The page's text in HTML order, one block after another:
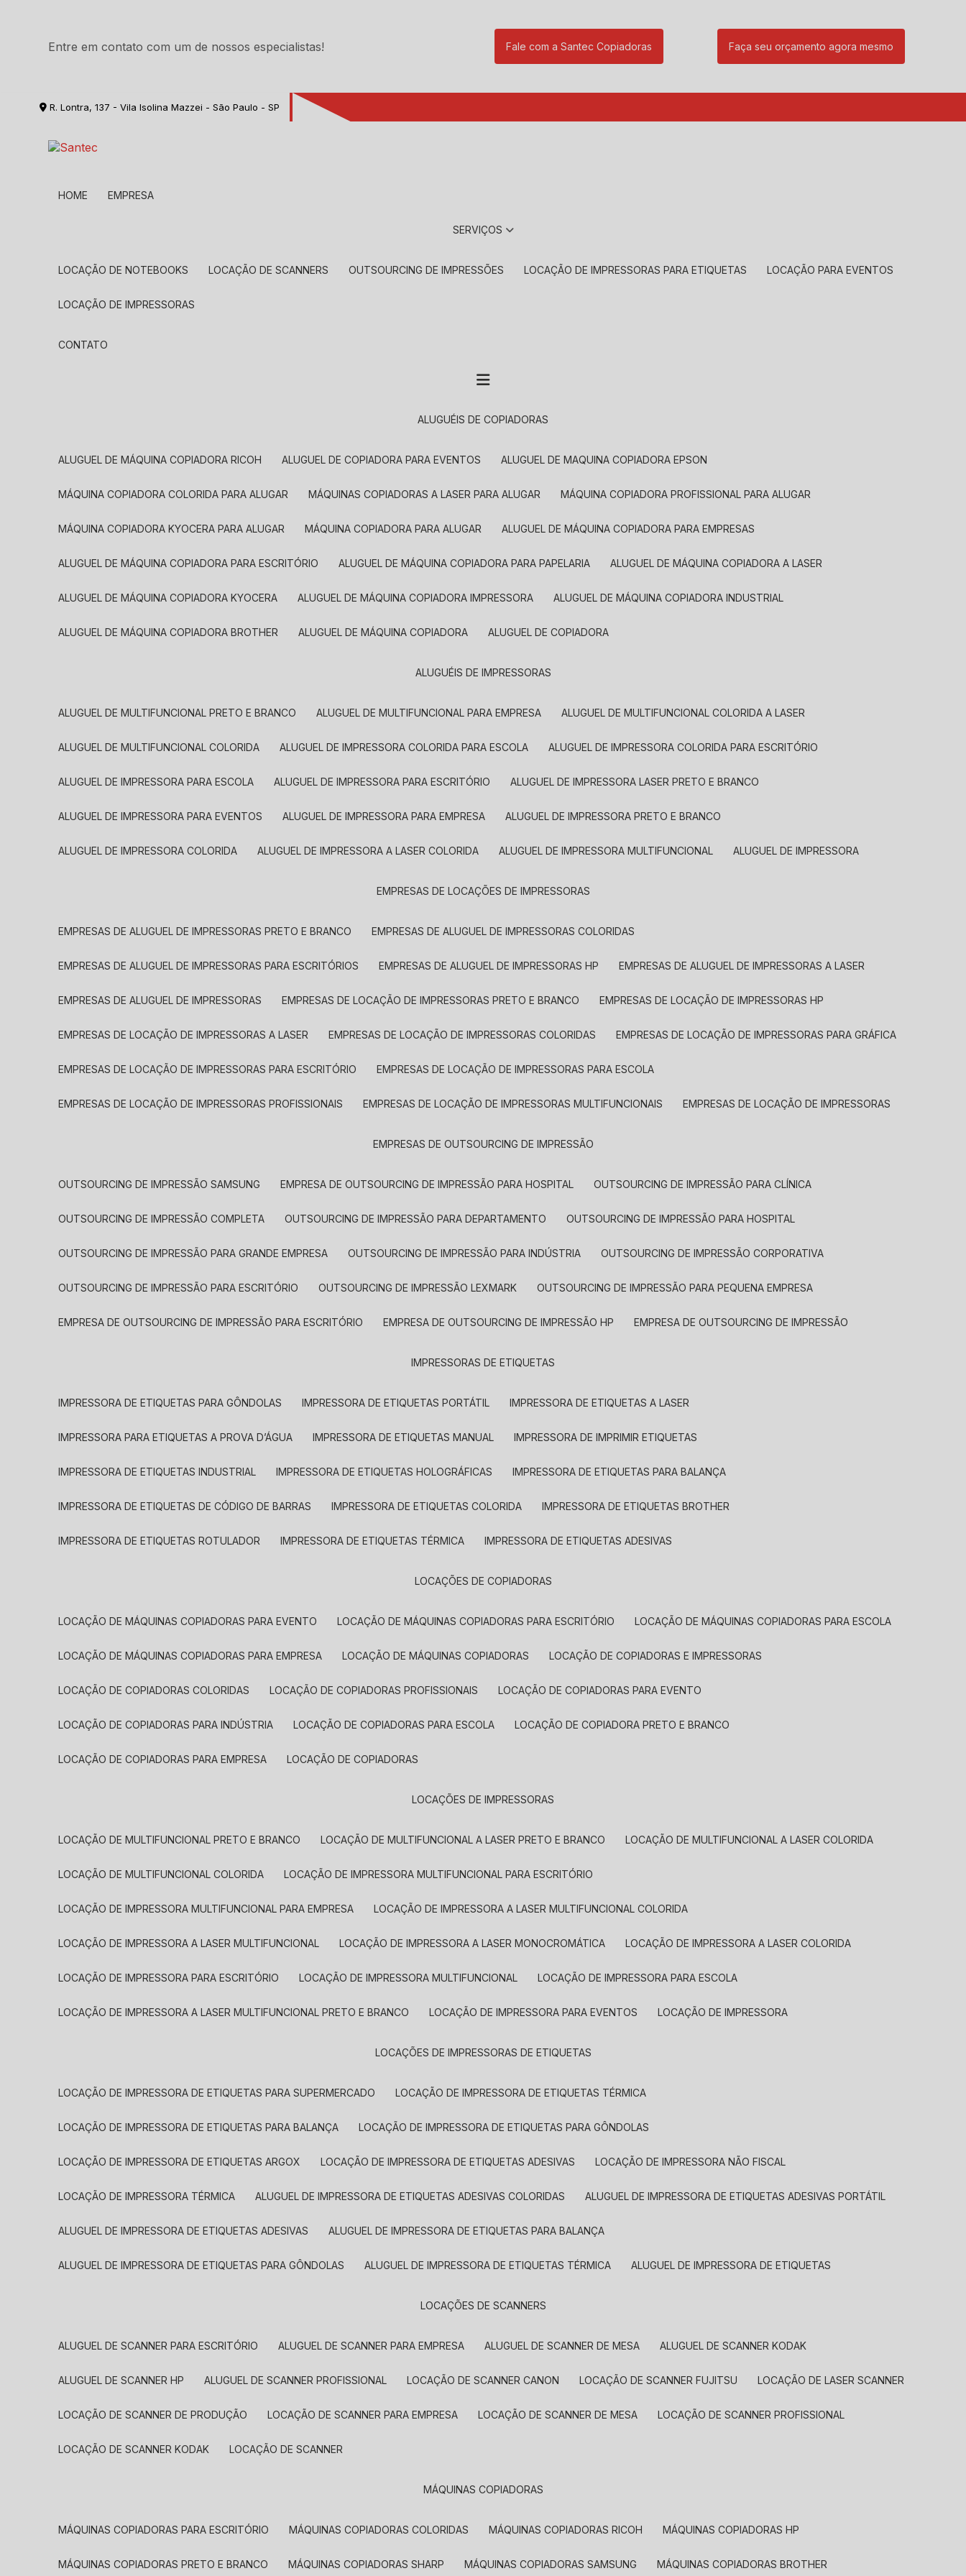
Entre em contato com um de nossos especialistas! Fale com a Santec Copiadoras Faça seu orçamento agora mesmo
R. Lontra, 137 - Vila Isolina Mazzei - São Paulo - SP
HOME EMPRESA
SERVIÇOS
LOCAÇÃO DE NOTEBOOKS LOCAÇÃO DE SCANNERS OUTSOURCING DE IMPRESSÕES LOCAÇÃO DE IMPRESSORAS PARA ETIQUETAS LOCAÇÃO PARA EVENTOS
LOCAÇÃO DE IMPRESSORAS
CONTATO
ALUGUÉIS DE COPIADORAS
ALUGUEL DE MÁQUINA COPIADORA RICOH ALUGUEL DE COPIADORA PARA EVENTOS ALUGUEL DE MAQUINA COPIADORA EPSON
MÁQUINA COPIADORA COLORIDA PARA ALUGAR MÁQUINAS COPIADORAS A LASER PARA ALUGAR MÁQUINA COPIADORA PROFISSIONAL PARA ALUGAR
MÁQUINA COPIADORA KYOCERA PARA ALUGAR MÁQUINA COPIADORA PARA ALUGAR ALUGUEL DE MÁQUINA COPIADORA PARA EMPRESAS
ALUGUEL DE MÁQUINA COPIADORA PARA ESCRITÓRIO ALUGUEL DE MÁQUINA COPIADORA PARA PAPELARIA ALUGUEL DE MÁQUINA COPIADORA A LASER
ALUGUEL DE MÁQUINA COPIADORA KYOCERA ALUGUEL DE MÁQUINA COPIADORA IMPRESSORA ALUGUEL DE MÁQUINA COPIADORA INDUSTRIAL
ALUGUEL DE MÁQUINA COPIADORA BROTHER ALUGUEL DE MÁQUINA COPIADORA ALUGUEL DE COPIADORA
ALUGUÉIS DE IMPRESSORAS
ALUGUEL DE MULTIFUNCIONAL PRETO E BRANCO ALUGUEL DE MULTIFUNCIONAL PARA EMPRESA ALUGUEL DE MULTIFUNCIONAL COLORIDA A LASER
ALUGUEL DE MULTIFUNCIONAL COLORIDA ALUGUEL DE IMPRESSORA COLORIDA PARA ESCOLA ALUGUEL DE IMPRESSORA COLORIDA PARA ESCRITÓRIO
ALUGUEL DE IMPRESSORA PARA ESCOLA ALUGUEL DE IMPRESSORA PARA ESCRITÓRIO ALUGUEL DE IMPRESSORA LASER PRETO E BRANCO
ALUGUEL DE IMPRESSORA PARA EVENTOS ALUGUEL DE IMPRESSORA PARA EMPRESA ALUGUEL DE IMPRESSORA PRETO E BRANCO
ALUGUEL DE IMPRESSORA COLORIDA ALUGUEL DE IMPRESSORA A LASER COLORIDA ALUGUEL DE IMPRESSORA MULTIFUNCIONAL ALUGUEL DE IMPRESSORA
EMPRESAS DE LOCAÇÕES DE IMPRESSORAS
EMPRESAS DE ALUGUEL DE IMPRESSORAS PRETO E BRANCO EMPRESAS DE ALUGUEL DE IMPRESSORAS COLORIDAS
EMPRESAS DE ALUGUEL DE IMPRESSORAS PARA ESCRITÓRIOS EMPRESAS DE ALUGUEL DE IMPRESSORAS HP EMPRESAS DE ALUGUEL DE IMPRESSORAS A LASER
EMPRESAS DE ALUGUEL DE IMPRESSORAS EMPRESAS DE LOCAÇÃO DE IMPRESSORAS PRETO E BRANCO EMPRESAS DE LOCAÇÃO DE IMPRESSORAS HP
EMPRESAS DE LOCAÇÃO DE IMPRESSORAS A LASER EMPRESAS DE LOCAÇÃO DE IMPRESSORAS COLORIDAS EMPRESAS DE LOCAÇÃO DE IMPRESSORAS PARA GRÁFICA
EMPRESAS DE LOCAÇÃO DE IMPRESSORAS PARA ESCRITÓRIO EMPRESAS DE LOCAÇÃO DE IMPRESSORAS PARA ESCOLA
EMPRESAS DE LOCAÇÃO DE IMPRESSORAS PROFISSIONAIS EMPRESAS DE LOCAÇÃO DE IMPRESSORAS MULTIFUNCIONAIS EMPRESAS DE LOCAÇÃO DE IMPRESSORAS
EMPRESAS DE OUTSOURCING DE IMPRESSÃO
OUTSOURCING DE IMPRESSÃO SAMSUNG EMPRESA DE OUTSOURCING DE IMPRESSÃO PARA HOSPITAL OUTSOURCING DE IMPRESSÃO PARA CLÍNICA
OUTSOURCING DE IMPRESSÃO COMPLETA OUTSOURCING DE IMPRESSÃO PARA DEPARTAMENTO OUTSOURCING DE IMPRESSÃO PARA HOSPITAL
OUTSOURCING DE IMPRESSÃO PARA GRANDE EMPRESA OUTSOURCING DE IMPRESSÃO PARA INDÚSTRIA OUTSOURCING DE IMPRESSÃO CORPORATIVA
OUTSOURCING DE IMPRESSÃO PARA ESCRITÓRIO OUTSOURCING DE IMPRESSÃO LEXMARK OUTSOURCING DE IMPRESSÃO PARA PEQUENA EMPRESA
EMPRESA DE OUTSOURCING DE IMPRESSÃO PARA ESCRITÓRIO EMPRESA DE OUTSOURCING DE IMPRESSÃO HP EMPRESA DE OUTSOURCING DE IMPRESSÃO
IMPRESSORAS DE ETIQUETAS
IMPRESSORA DE ETIQUETAS PARA GÔNDOLAS IMPRESSORA DE ETIQUETAS PORTÁTIL IMPRESSORA DE ETIQUETAS A LASER
IMPRESSORA PARA ETIQUETAS A PROVA D’ÁGUA IMPRESSORA DE ETIQUETAS MANUAL IMPRESSORA DE IMPRIMIR ETIQUETAS
IMPRESSORA DE ETIQUETAS INDUSTRIAL IMPRESSORA DE ETIQUETAS HOLOGRÁFICAS IMPRESSORA DE ETIQUETAS PARA BALANÇA
IMPRESSORA DE ETIQUETAS DE CÓDIGO DE BARRAS IMPRESSORA DE ETIQUETAS COLORIDA IMPRESSORA DE ETIQUETAS BROTHER
IMPRESSORA DE ETIQUETAS ROTULADOR IMPRESSORA DE ETIQUETAS TÉRMICA IMPRESSORA DE ETIQUETAS ADESIVAS
LOCAÇÕES DE COPIADORAS
LOCAÇÃO DE MÁQUINAS COPIADORAS PARA EVENTO LOCAÇÃO DE MÁQUINAS COPIADORAS PARA ESCRITÓRIO LOCAÇÃO DE MÁQUINAS COPIADORAS PARA ESCOLA
LOCAÇÃO DE MÁQUINAS COPIADORAS PARA EMPRESA LOCAÇÃO DE MÁQUINAS COPIADORAS LOCAÇÃO DE COPIADORAS E IMPRESSORAS
LOCAÇÃO DE COPIADORAS COLORIDAS LOCAÇÃO DE COPIADORAS PROFISSIONAIS LOCAÇÃO DE COPIADORAS PARA EVENTO
LOCAÇÃO DE COPIADORAS PARA INDÚSTRIA LOCAÇÃO DE COPIADORAS PARA ESCOLA LOCAÇÃO DE COPIADORA PRETO E BRANCO
LOCAÇÃO DE COPIADORAS PARA EMPRESA LOCAÇÃO DE COPIADORAS
LOCAÇÕES DE IMPRESSORAS
LOCAÇÃO DE MULTIFUNCIONAL PRETO E BRANCO LOCAÇÃO DE MULTIFUNCIONAL A LASER PRETO E BRANCO LOCAÇÃO DE MULTIFUNCIONAL A LASER COLORIDA
LOCAÇÃO DE MULTIFUNCIONAL COLORIDA LOCAÇÃO DE IMPRESSORA MULTIFUNCIONAL PARA ESCRITÓRIO
LOCAÇÃO DE IMPRESSORA MULTIFUNCIONAL PARA EMPRESA LOCAÇÃO DE IMPRESSORA A LASER MULTIFUNCIONAL COLORIDA
LOCAÇÃO DE IMPRESSORA A LASER MULTIFUNCIONAL LOCAÇÃO DE IMPRESSORA A LASER MONOCROMÁTICA LOCAÇÃO DE IMPRESSORA A LASER COLORIDA
LOCAÇÃO DE IMPRESSORA PARA ESCRITÓRIO LOCAÇÃO DE IMPRESSORA MULTIFUNCIONAL LOCAÇÃO DE IMPRESSORA PARA ESCOLA
LOCAÇÃO DE IMPRESSORA A LASER MULTIFUNCIONAL PRETO E BRANCO LOCAÇÃO DE IMPRESSORA PARA EVENTOS LOCAÇÃO DE IMPRESSORA
LOCAÇÕES DE IMPRESSORAS DE ETIQUETAS
LOCAÇÃO DE IMPRESSORA DE ETIQUETAS PARA SUPERMERCADO LOCAÇÃO DE IMPRESSORA DE ETIQUETAS TÉRMICA
LOCAÇÃO DE IMPRESSORA DE ETIQUETAS PARA BALANÇA LOCAÇÃO DE IMPRESSORA DE ETIQUETAS PARA GÔNDOLAS
LOCAÇÃO DE IMPRESSORA DE ETIQUETAS ARGOX LOCAÇÃO DE IMPRESSORA DE ETIQUETAS ADESIVAS LOCAÇÃO DE IMPRESSORA NÃO FISCAL
LOCAÇÃO DE IMPRESSORA TÉRMICA ALUGUEL DE IMPRESSORA DE ETIQUETAS ADESIVAS COLORIDAS ALUGUEL DE IMPRESSORA DE ETIQUETAS ADESIVAS PORTÁTIL
ALUGUEL DE IMPRESSORA DE ETIQUETAS ADESIVAS ALUGUEL DE IMPRESSORA DE ETIQUETAS PARA BALANÇA
ALUGUEL DE IMPRESSORA DE ETIQUETAS PARA GÔNDOLAS ALUGUEL DE IMPRESSORA DE ETIQUETAS TÉRMICA ALUGUEL DE IMPRESSORA DE ETIQUETAS
LOCAÇÕES DE SCANNERS
ALUGUEL DE SCANNER PARA ESCRITÓRIO ALUGUEL DE SCANNER PARA EMPRESA ALUGUEL DE SCANNER DE MESA ALUGUEL DE SCANNER KODAK
ALUGUEL DE SCANNER HP ALUGUEL DE SCANNER PROFISSIONAL LOCAÇÃO DE SCANNER CANON LOCAÇÃO DE SCANNER FUJITSU LOCAÇÃO DE LASER SCANNER
LOCAÇÃO DE SCANNER DE PRODUÇÃO LOCAÇÃO DE SCANNER PARA EMPRESA LOCAÇÃO DE SCANNER DE MESA LOCAÇÃO DE SCANNER PROFISSIONAL
LOCAÇÃO DE SCANNER KODAK LOCAÇÃO DE SCANNER
MÁQUINAS COPIADORAS
MÁQUINAS COPIADORAS PARA ESCRITÓRIO MÁQUINAS COPIADORAS COLORIDAS MÁQUINAS COPIADORAS RICOH MÁQUINAS COPIADORAS HP
MÁQUINAS COPIADORAS PRETO E BRANCO MÁQUINAS COPIADORAS SHARP MÁQUINAS COPIADORAS SAMSUNG MÁQUINAS COPIADORAS BROTHER